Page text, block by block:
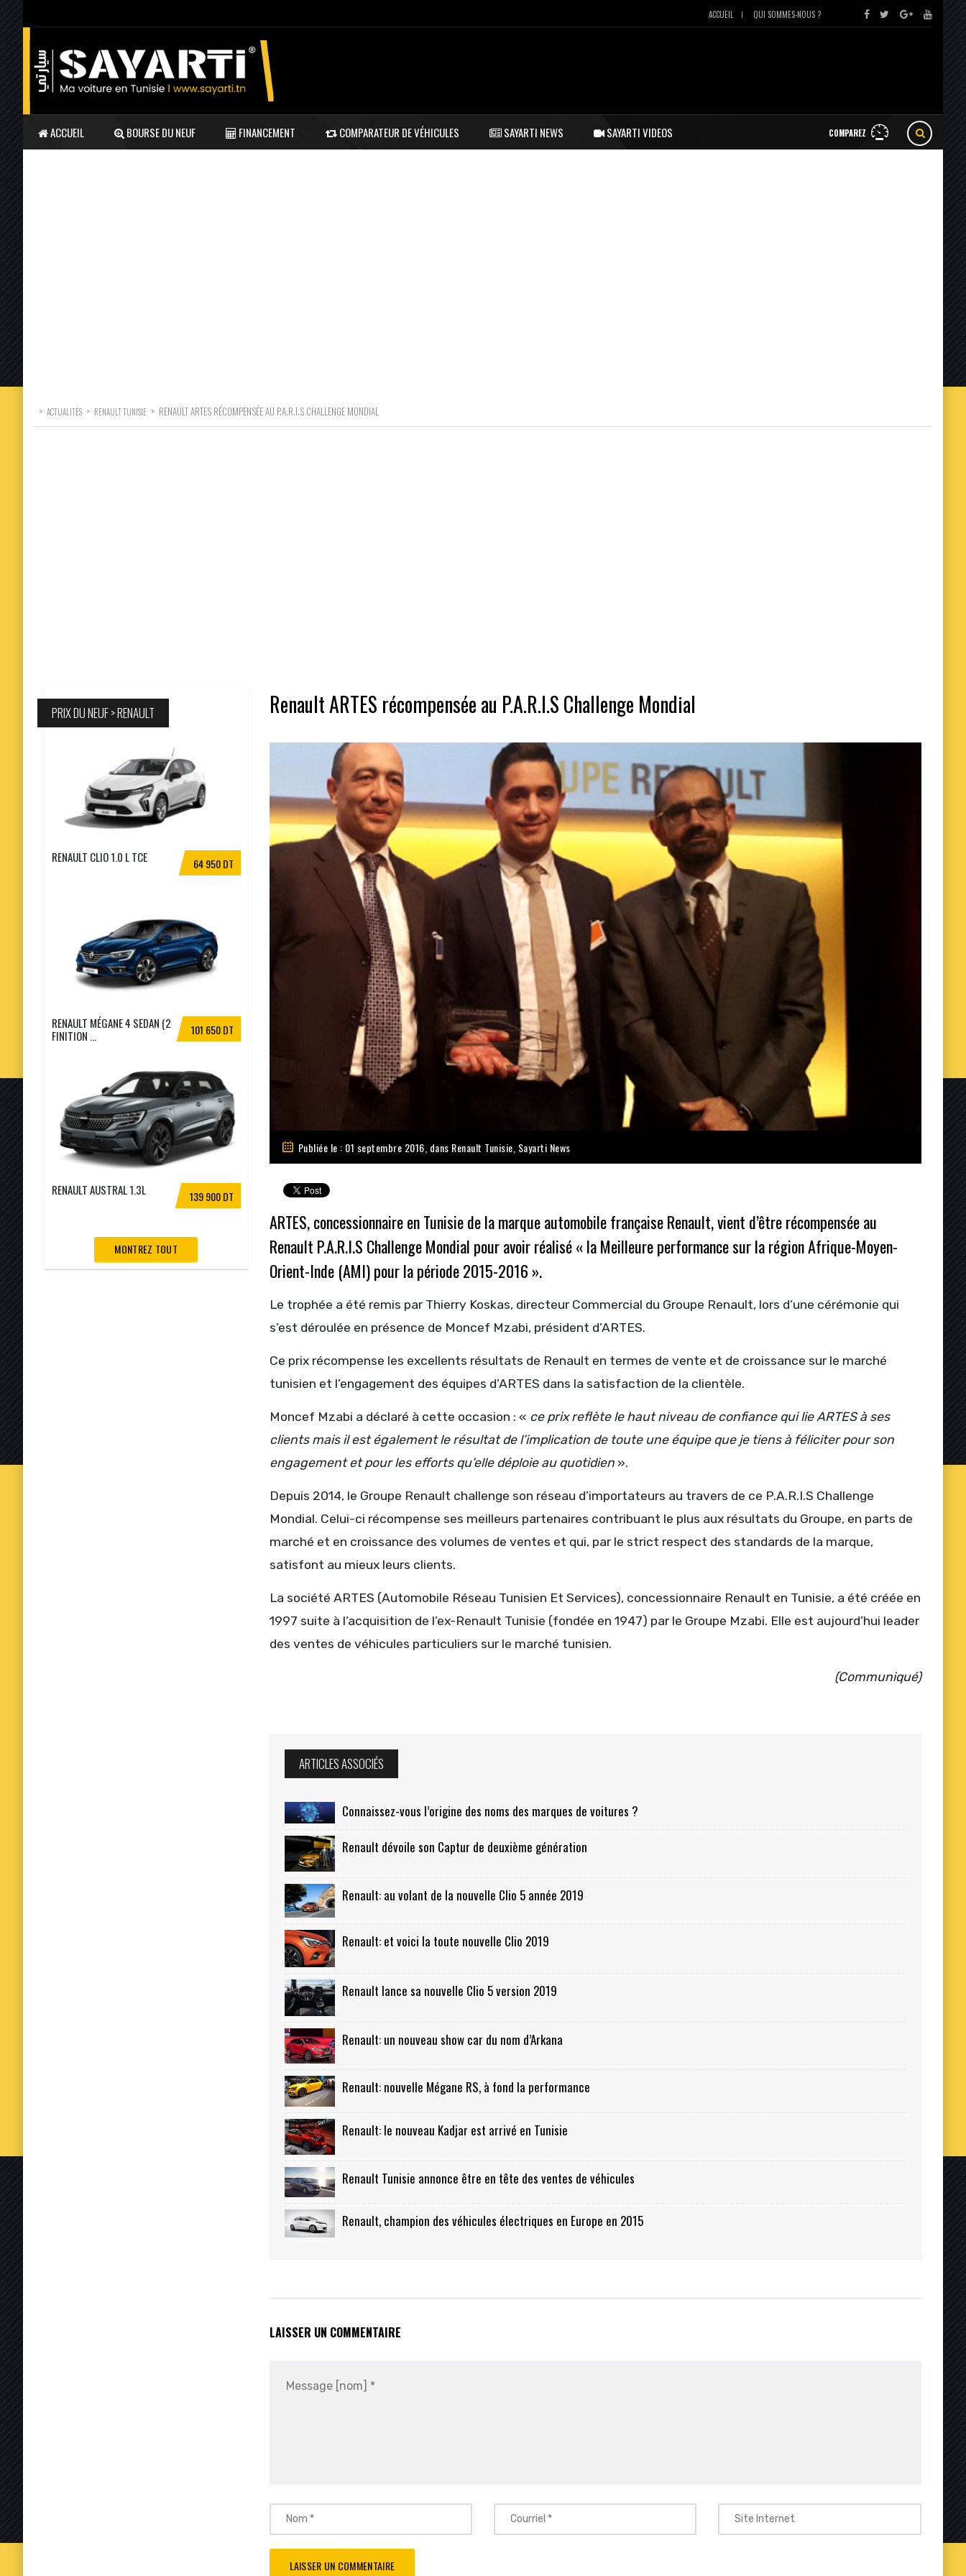
ACCUEIL QUI SOMMES-NOUS ?
COMPAREZ
ACCUEIL BOURSE DU NEUF FINANCEMENT COMPARATEUR DE VÉHICULES SAYARTI NEWS SAYARTI VIDEOS
> ACTUALITÉS > RENAULT TUNISIE > RENAULT ARTES RÉCOMPENSÉE AU P.A.R.I.S CHALLENGE MONDIAL
Renault ARTES récompensée au P.A.R.I.S Challenge Mondial
Publiée le : 01 septembre 2016, dans Renault Tunisie Sayarti News
ARTES, concessionnaire en Tunisie de la marque automobile française Renault, vient d’être récompensée au
Renault P.A.R.I.S Challenge Mondial pour avoir réalisé« la Meilleure performance sur la région Afrique-Moyen-
Orient-Inde (AMI) pour la période 2015-2016 ».
Le trophée a été remis par Thierry Koskas, directeur Commercial du Groupe Renault, lors d’une cérémonie qui
s’est déroulée en présence de Moncef Mzabi, président d’ARTES.
Ce prix récompense les excellents résultats de Renault en termes de vente et de croissance sur le marché
tunisien et l’engagement des équipes d’ARTES dans la satisfaction de la clientèle.
Moncef Mzabi a déclaré à cette occasion : « ce prix reflète le haut niveau de confiance qui lie ARTES à ses
clients mais il est également le résultat de l’implication de toute une équipe que je tiens à féliciter pour son
engagement et pour les efforts qu’elle déploie au quotidien ».
Depuis 2014, le Groupe Renault challenge son réseau d’importateurs au travers de ce P.A.R.I.S Challenge
Mondial. Celui-ci récompense ses meilleurs partenaires contribuant le plus aux résultats du Groupe, en parts de
marché et en croissance des volumes de ventes et qui, par le strict respect des standards de la marque,
satisfont au mieux leurs clients.
La société ARTES (Automobile Réseau Tunisien Et Services), concessionnaire Renault en Tunisie, a été créée en
1997 suite à l’acquisition de l’ex-Renault Tunisie (fondée en 1947) par le Groupe Mzabi. Elle est aujourd’hui leader
des ventes de véhicules particuliers sur le marché tunisien.
(Communiqué)
ARTICLES ASSOCIÉS
Connaissez-vous l’origine des noms des marques de voitures ?
Renault dévoile son Captur de deuxième génération
Renault: au volant de la nouvelle Clio 5 année 2019
Renault: et voici la toute nouvelle Clio 2019
Renault lance sa nouvelle Clio 5 version 2019
Renault: un nouveau show car du nom d’Arkana
Renault: nouvelle Mégane RS, à fond la performance
Renault: le nouveau Kadjar est arrivé en Tunisie
Renault Tunisie annonce être en tête des ventes de véhicules
Renault, champion des véhicules électriques en Europe en 2015
LAISSER UN COMMENTAIRE
PRIX DU NEUF > RENAULT
64 950 DT
RENAULT CLIO 1.0 L TCE
101 650 DT
RENAULT MÉGANE 4 SEDAN (2
FINITION ...
139 900 DT
RENAULT AUSTRAL 1.3L
MONTREZ TOUT